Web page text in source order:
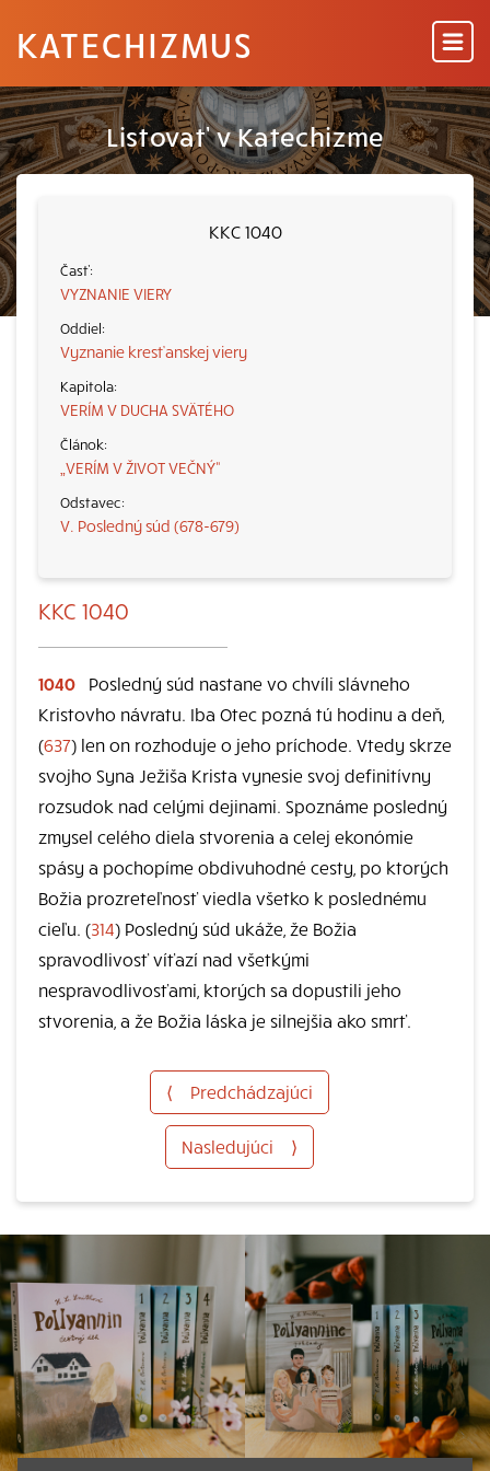
KATECHIZMUS
Listovať v Katechizme
KKC 1040
VYZNANIE VIERY
Vyznanie kresťanskej viery
VERÍM V DUCHA SVÄTÉHO
„VERÍM V ŽIVOT VEČNÝ“
V. Posledný súd (678-679)
KKC 1040
1040
Posledný súd nastane vo chvíli slávneho
Kristovho návratu. Iba Otec pozná tú hodinu a deň,
(637) len on rozhoduje o jeho príchode. Vtedy skrze
svojho Syna Ježiša Krista vynesie svoj definitívny
rozsudok nad celými dejinami. Spoznáme posledný
zmysel celého diela stvorenia a celej ekonómie
spásy a pochopíme obdivuhodné cesty, po ktorých
Božia prozreteľnosť viedla všetko k poslednému
cieľu. (314) Posledný súd ukáže, že Božia
spravodlivosť víťazí nad všetkými
nespravodlivosťami, ktorých sa dopustili jeho
stvorenia, a že Božia láska je silnejšia ako smrť.
⟨ Predchádzajúci
Nasledujúci ⟩